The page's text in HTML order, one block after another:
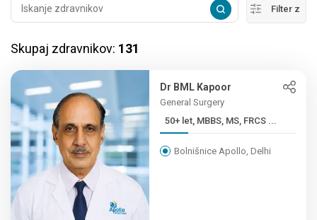
Filter z
Skupaj zdravnikov: 131
Dr BML Kapoor
General Surgery
50+ let, MBBS, MS, FRCS ...
Bolnišnice Apollo, Delhi